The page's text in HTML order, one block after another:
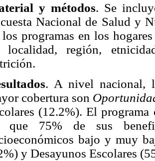
y métodos. Se
Nacional de Salud y
los programas en los
localidad, región,
. A nivel nacional,
cobertura son
(12.2%). El
que 75% de sus
bajo y muy
y Desayunos Escolares